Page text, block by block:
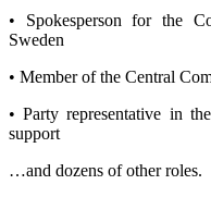
• Spokesperson for the
Sweden
• Member of the Central
• Party representative in
support
…and dozens of other roles.